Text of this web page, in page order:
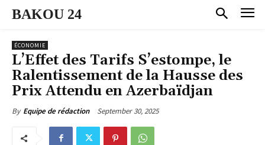
BAKOU 24
ÉCONOMIE
L’Effet des Tarifs S’estompe, le
Ralentissement de la Hausse des
Prix Attendu en Azerbaïdjan
By Equipe de rédaction September 30, 2025